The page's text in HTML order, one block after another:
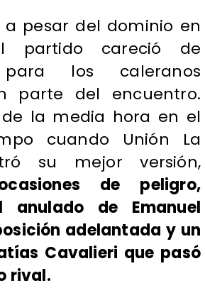
a pesar del dominio en
partido careció de
para los caleranos
parte del encuentro.
de la media hora en el
cuando Unión La
su mejor versión,
de peligro,
de Emanuel
adelantada y un
Cavalieri que pasó
rival.